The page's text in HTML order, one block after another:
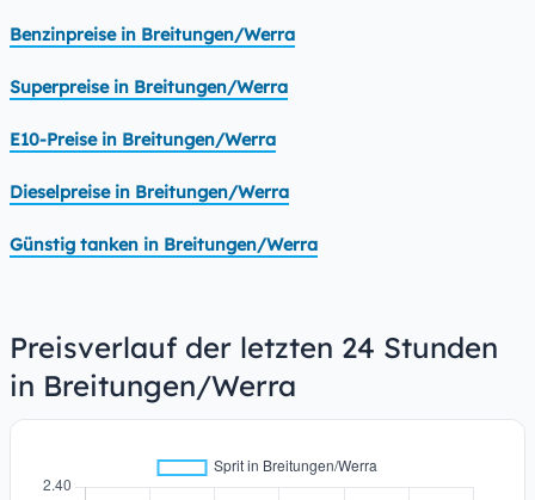
Benzinpreise in Breitungen/Werra
Superpreise in Breitungen/Werra
E10-Preise in Breitungen/Werra
Dieselpreise in Breitungen/Werra
Günstig tanken in Breitungen/Werra
Preisverlauf der letzten 24 Stunden
in Breitungen/Werra